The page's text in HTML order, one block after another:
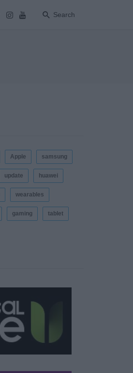
Search
Apple samsung
update huawei
wearables
gaming tablet